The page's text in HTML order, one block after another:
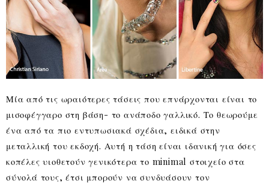
Μία από τις ωραιότερες τάσεις που επνάρχονται είναι το
μισοφέγγαρο στη βάση- το ανάποδο γαλλικό. Το θεωρούμε
ένα από τα πιο εντυπωσιακά σχέδια, ειδικά στην
μεταλλική του εκδοχή. Αυτή η τάση είναι ιδανική για όσες
κοπέλες υιοθετούν γενικότερα το minimal στοιχείο στα
σύνολά τους, έτσι μπορούν να συνδυάσουν τον